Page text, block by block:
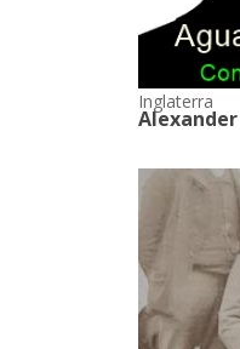
Inglaterra